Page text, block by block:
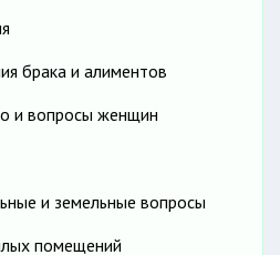
заработной платы
брака и алиментов
и вопросы женщин
и земельные вопросы
помещений